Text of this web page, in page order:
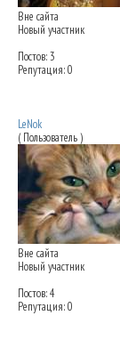
Вне сайта
Новый участник
Постов: 3
Репутация: 0
LeNok
( Пользователь )
Вне сайта
Новый участник
Постов: 4
Репутация: 0